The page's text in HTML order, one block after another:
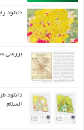
دانلود
بررسی
دانلود
السلام